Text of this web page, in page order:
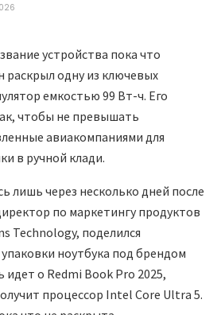
устройства пока что
раскрыл одну из ключевых
емкостью 99 Вт-ч. Его
чтобы не превышать
авиакомпаниями для
в ручной клади.
лишь через несколько дней после
по маркетингу продуктов
Technology, поделился
ноутбука под брендом
идет о Redmi Book Pro 2025,
процессор Intel Core Ultra 5.